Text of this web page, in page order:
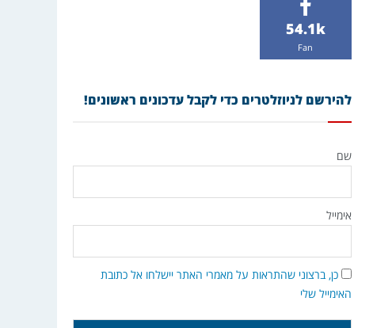
54.1k
Fan
להירשם לניוזלטרים כדי לקבל עדכונים ראשונים!
שם
אימייל
כן, ברצוני שהתראות על מאמרי האתר יישלחו אל כתובת
האימייל שלי